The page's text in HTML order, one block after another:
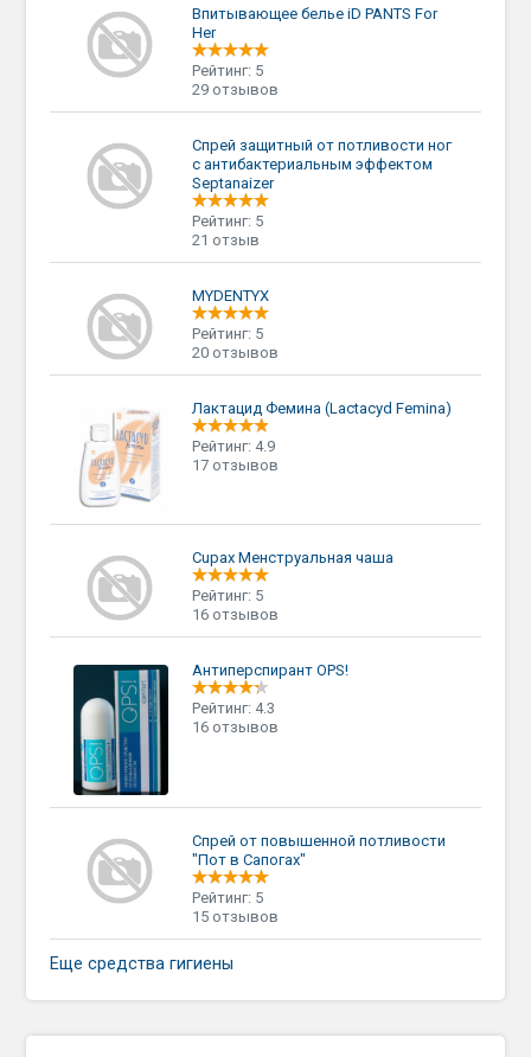
Впитывающее белье iD PANTS For
Her
Рейтинг: 5
29 отзывов
Спрей защитный от потливости ног
с антибактериальным эффектом
Septanaizer
Рейтинг: 5
21 отзыв
MYDENTYX
Рейтинг: 5
20 отзывов
Лактацид Фемина (Lactacyd Femina)
Рейтинг: 4.9
17 отзывов
Cupax Менструальная чаша
Рейтинг: 5
16 отзывов
Антиперспирант OPS!
Рейтинг: 4.3
16 отзывов
Спрей от повышенной потливости
"Пот в Сапогах"
Рейтинг: 5
15 отзывов
Еще средства гигиены